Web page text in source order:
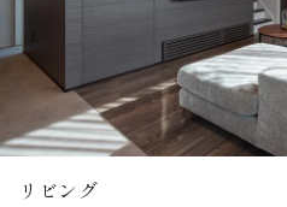
リビング